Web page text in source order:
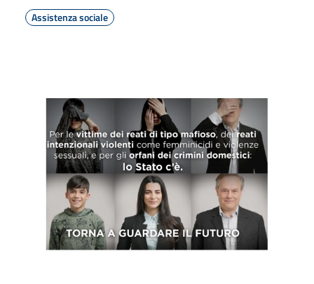
Assistenza sociale